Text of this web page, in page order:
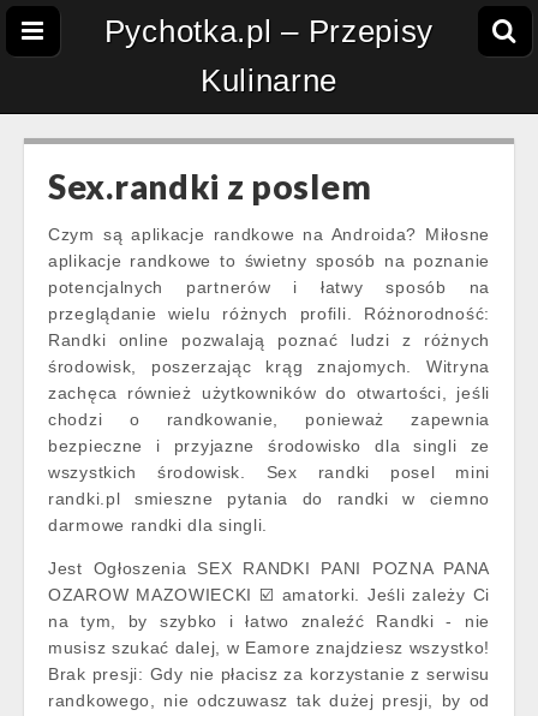
Pychotka.pl – Przepisy
Kulinarne
Sex.randki z poslem
Czym są aplikacje randkowe na Androida? Miłosne
aplikacje randkowe to świetny sposób na poznanie
potencjalnych partnerów i łatwy sposób na
przeglądanie wielu różnych profili. Różnorodność:
Randki online pozwalają poznać ludzi z różnych
środowisk, poszerzając krąg znajomych. Witryna
zachęca również użytkowników do otwartości, jeśli
chodzi o randkowanie, ponieważ zapewnia
bezpieczne i przyjazne środowisko dla singli ze
wszystkich środowisk. Sex randki posel mini
randki.pl smieszne pytania do randki w ciemno
darmowe randki dla singli.
Jest Ogłoszenia SEX RANDKI PANI POZNA PANA
OZAROW MAZOWIECKI ☑️ amatorki. Jeśli zależy Ci
na tym, by szybko i łatwo znaleźć Randki - nie
musisz szukać dalej, w Eamore znajdziesz wszystko!
Brak presji: Gdy nie płacisz za korzystanie z serwisu
randkowego, nie odczuwasz tak dużej presji, by od